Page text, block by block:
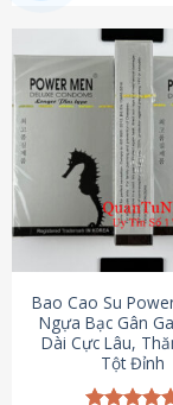
này
có
nhiều
biến
thể.
Các
tùy
chọn
có
chọn
trên
trang
sản
Bao Cao Su
Ngựa Bạc Gân
Dài Cực Lâu,
Tột Đỉnh